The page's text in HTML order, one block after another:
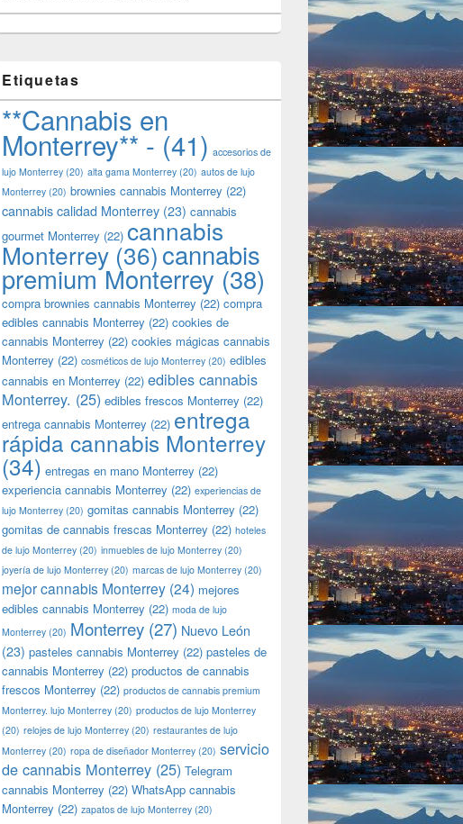
Etiquetas
**Cannabis en
Monterrey** - (41) accesorios de
lujo Monterrey (20) alta gama Monterrey (20) autos de lujo
Monterrey (20) brownies cannabis Monterrey (22)
cannabis calidad Monterrey (23) cannabis
gourmet Monterrey (22) cannabis
Monterrey (36)cannabis
premium Monterrey (38)
compra brownies cannabis Monterrey (22) compra
edibles cannabis Monterrey (22) cookies de
cannabis Monterrey (22) cookies mágicas cannabis
Monterrey (22) cosméticos de lujo Monterrey (20) edibles
cannabis en Monterrey (22) edibles cannabis
Monterrey. (25) edibles frescos Monterrey (22)
entrega cannabis Monterrey (22) entrega
rápida cannabis Monterrey
(34) entregas en mano Monterrey (22)
experiencia cannabis Monterrey (22) experiencias de
lujo Monterrey (20) gomitas cannabis Monterrey (22)
gomitas de cannabis frescas Monterrey (22) hoteles
de lujo Monterrey (20) inmuebles de lujo Monterrey (20)
joyería de lujo Monterrey (20) marcas de lujo Monterrey (20)
mejor cannabis Monterrey (24) mejores
edibles cannabis Monterrey (22) moda de lujo
Monterrey (20) Monterrey (27) Nuevo León
(23) pasteles cannabis Monterrey (22) pasteles de
cannabis Monterrey (22) productos de cannabis
frescos Monterrey (22) productos de cannabis premium
Monterrey. lujo Monterrey (20) productos de lujo Monterrey
(20) relojes de lujo Monterrey (20) restaurantes de lujo
Monterrey (20) ropa de diseñador Monterrey (20) servicio
de cannabis Monterrey (25) Telegram
cannabis Monterrey (22) WhatsApp cannabis
Monterrey (22) zapatos de lujo Monterrey (20)